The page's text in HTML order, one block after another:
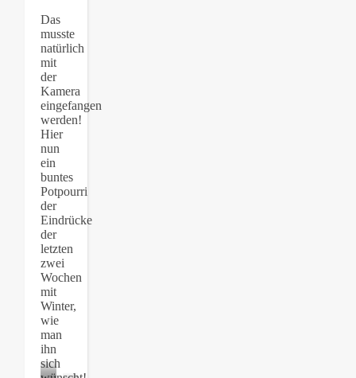
Das
musste
natürlich
mit
der
Kamera
eingefangen
werden!
Hier
nun
ein
buntes
Potpourri
der
Eindrücke
der
letzten
zwei
Wochen
mit
Winter,
wie
man
ihn
sich